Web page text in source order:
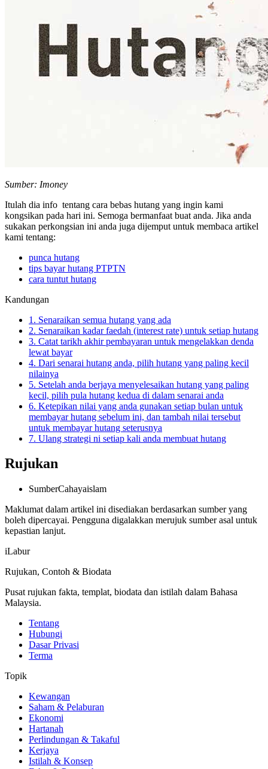
Sumber: Imoney
Itulah dia info tentang cara bebas hutang yang ingin kami
kongsikan pada hari ini. Semoga bermanfaat buat anda. Jika anda
sukakan perkongsian ini anda juga dijemput untuk membaca artikel
kami tentang:
punca hutang
tips bayar hutang PTPTN
cara tuntut hutang
Kandungan
1. Senaraikan semua hutang yang ada
2. Senaraikan kadar faedah (interest rate) untuk setiap hutang
3. Catat tarikh akhir pembayaran untuk mengelakkan denda
lewat bayar
4. Dari senarai hutang anda, pilih hutang yang paling kecil
nilainya
5. Setelah anda berjaya menyelesaikan hutang yang paling
kecil, pilih pula hutang kedua di dalam senarai anda
6. Ketepikan nilai yang anda gunakan setiap bulan untuk
membayar hutang sebelum ini, dan tambah nilai tersebut
untuk membayar hutang seterusnya
7. Ulang strategi ni setiap kali anda membuat hutang
Rujukan
SumberCahayaislam
Maklumat dalam artikel ini disediakan berdasarkan sumber yang
boleh dipercayai. Pengguna digalakkan merujuk sumber asal untuk
kepastian lanjut.
iLabur
Rujukan, Contoh & Biodata
Pusat rujukan fakta, templat, biodata dan istilah dalam Bahasa
Malaysia.
Tentang
Hubungi
Dasar Privasi
Terma
Topik
Kewangan
Saham & Pelaburan
Ekonomi
Hartanah
Perlindungan & Takaful
Kerjaya
Istilah & Konsep